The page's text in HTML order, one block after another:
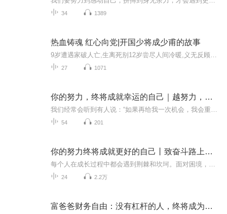
34 1389
热血铸魂 红心向党|开国少将成少甫的故事
27 1071
你的努力，终将成就幸运的自己｜越努力，越幸运
54 201
你的努力终将成就更好的自己丨致奋斗路上的你
24 2.2万
富爸爸财务自由：没有杠杆的人，终将成为他人的工具